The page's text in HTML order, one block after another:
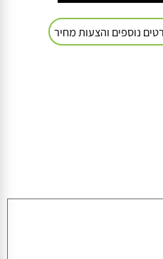
נוספים והצעות מחיר